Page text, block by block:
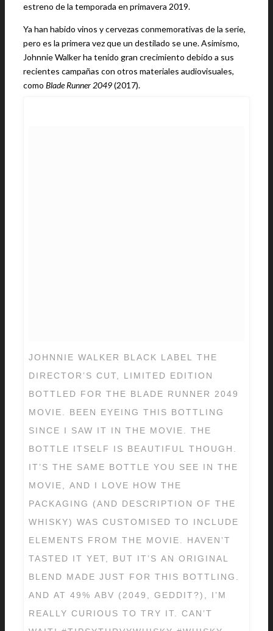
estreno de la temporada en primavera 2019.
Ya han habido vinos y cervezas conmemorativas de la serie,
pero es la primera vez que un destilado se une. Asimismo,
Johnnie Walker ha tenido gran crecimiento debido a sus
recientes campañas con otros materiales audiovisuales,
como Blade Runner 2049(2017).
JOHNNIE WALKER BLACK LABEL THE
DIRECTOR’S CUT, LIMITED EDITION
BOTTLED FOR THE BLADE RUNNER 2049
MOVIE. BEEN EYEING THIS BOTTLING
SINCE I SAW IT IN THE MOVIE. THE
BOTTLE ITSELF IS BEAUTIFUL THOUGH.
IT’S THE SAME BOTTLE YOU SEE IN THE
MOVIE, AND I LOVE HOW THE
PACKAGING (AND DESCRIPTION OF THE
WHISKY) WAS CUSTOMISED TO INCLUDE
ELEMENTS FROM THE MOVIE. HAVEN’T
TASTED IT YET, BUT IT’S AN ORIGINAL
BLEND MADE JUST FOR THIS BOTTLING.
AND AT 49% ABV (2049, GEDDIT?), I’M
REALLY CURIOUS TO TRY IT. CAN’T